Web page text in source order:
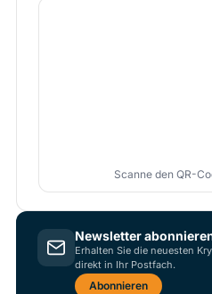
Scanne den QR-
Newsletter
Erhalten Sie die neuesten
direkt in Ihr Postfach.
Abonnieren